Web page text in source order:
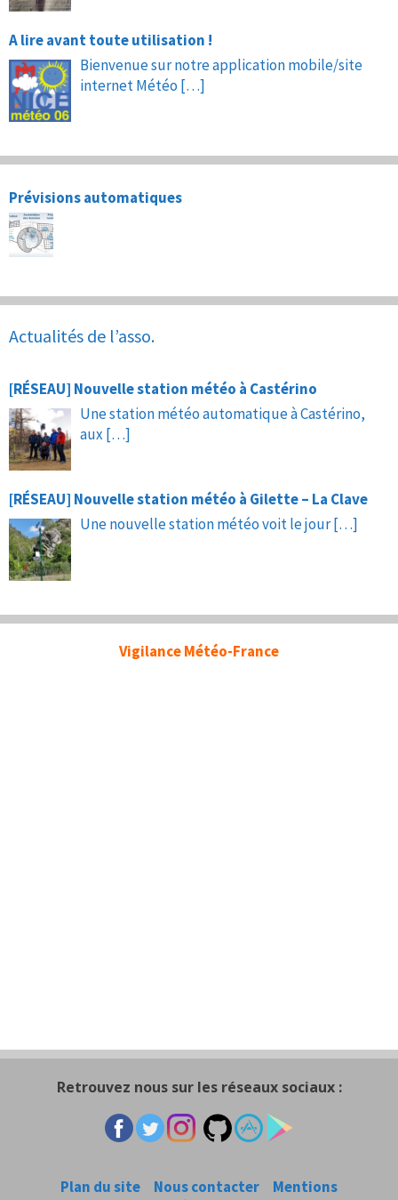
A lire avant toute utilisation !
Bienvenue sur notre application mobile/site
internet Météo […]
Prévisions automatiques
Actualités de l’asso.
[RÉSEAU] Nouvelle station météo à Castérino
Une station météo automatique à Castérino,
aux […]
[RÉSEAU] Nouvelle station météo à Gilette – La Clave
Une nouvelle station météo voit le jour[…]
Vigilance Météo-France
Retrouvez nous sur les réseaux sociaux :
Plan du site Nous contacter
Mentions